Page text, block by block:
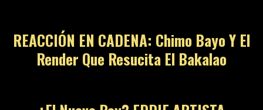
REACCIÓN EN CADENA: Chimo Bayo Y El
Render Que Resucita El Bakalao